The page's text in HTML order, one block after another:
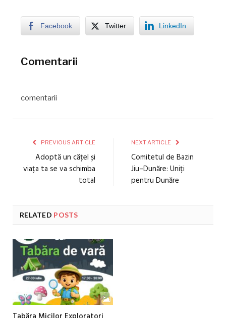
Facebook Twitter LinkedIn
Comentarii
comentarii
PREVIOUS ARTICLE
Adoptă un cățel și
viața ta se va schimba
total
NEXT ARTICLE
Comitetul de Bazin
Jiu–Dunăre: Uniți
pentru Dunăre
RELATED POSTS